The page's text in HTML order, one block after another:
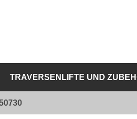
TRAVERSENLIFTE UND